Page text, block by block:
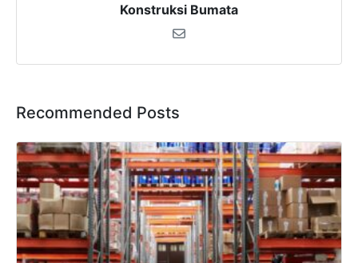
Konstruksi Bumata
Recommended Posts